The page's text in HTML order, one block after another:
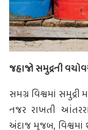
જહાજો સમુદ્રની
સમગ્ર વિશ્વમાં
નજર રાખતી
અંદાજ મુજબ,